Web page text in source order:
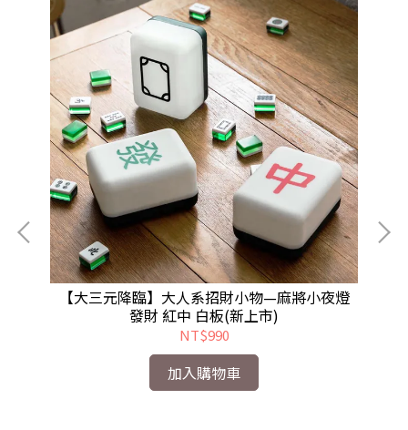
【大三元降臨】大人系招財小物—麻將小夜燈
發財 紅中 白板(新上市)
NT$990
加入購物車